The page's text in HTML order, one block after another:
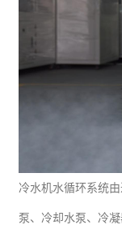
冷水机水循环系统
泵、冷却水泵、冷